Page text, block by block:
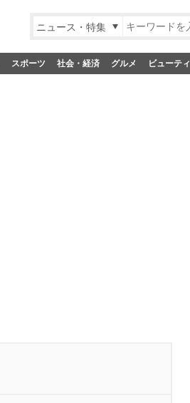
ニュース・特集
スポーツ 社会・経済 グルメ ビューティ